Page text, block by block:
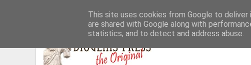
This site uses cookies from Google to
are shared with Google along with
statistics, and to detect and address abuse.